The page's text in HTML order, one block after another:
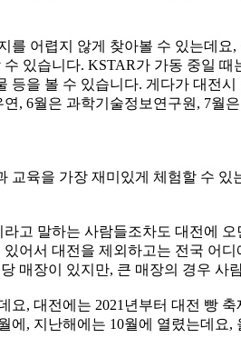
를 어렵지 않게 찾아볼 수 있는데
있습니다. KSTAR가 가동 중일
등을 볼 수 있습니다. 게다가 대전
, 6월은 과학기술정보연구원, 7
교육을 가장 재미있게 체험할 수
고 말하는 사람들조차도 대전에
어서 대전을 제외하고는 전국 어
매장이 있지만, 큰 매장의 경우 사
요, 대전에는 2021년부터 대전 빵
에, 지난해에는 10월에 열렸는데